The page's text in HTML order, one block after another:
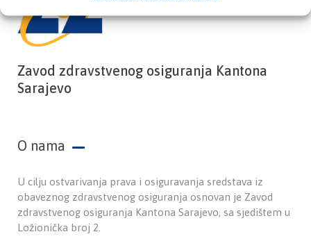
Zavod zdravstvenog osiguranja Kantona
Sarajevo
O nama
U cilju ostvarivanja prava i osiguravanja sredstava iz
obaveznog zdravstvenog osiguranja osnovan je Zavod
zdravstvenog osiguranja Kantona Sarajevo, sa sjedištem u
Ložionička broj 2.